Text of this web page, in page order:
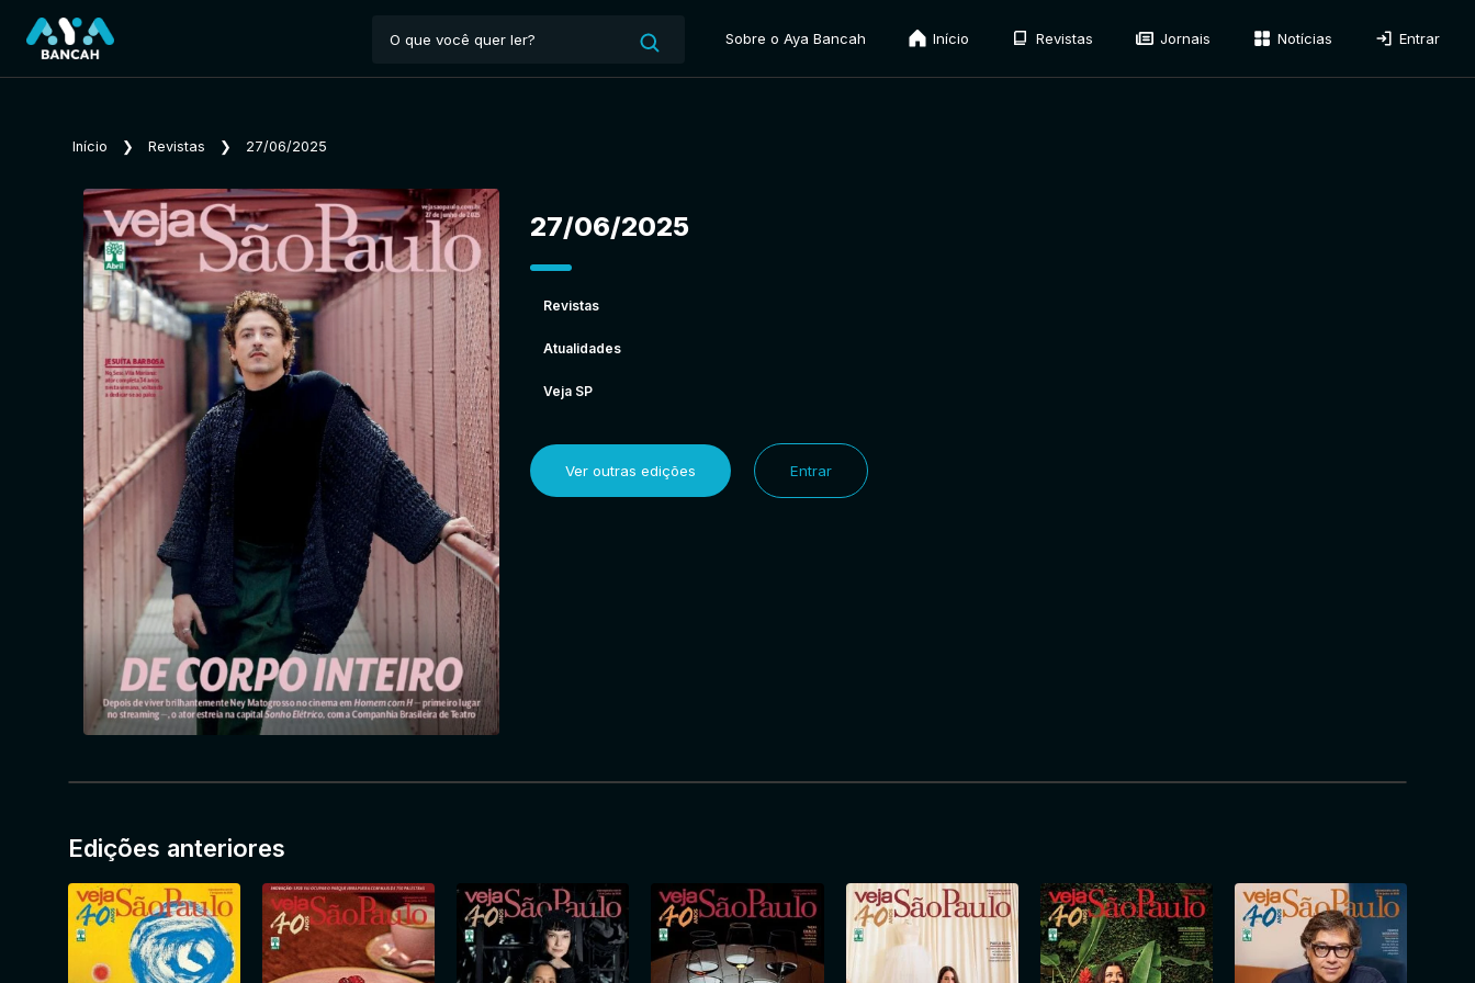
Sobre o Aya Bancah Início Revistas Jornais Notícias Entrar
Início ❯ Revistas ❯ 27/06/2025
27/06/2025
Revistas
Atualidades
Veja SP
Ver outras edições Entrar
Edições anteriores